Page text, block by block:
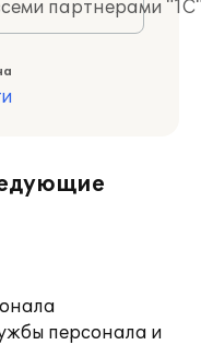
партнерами
персонала и